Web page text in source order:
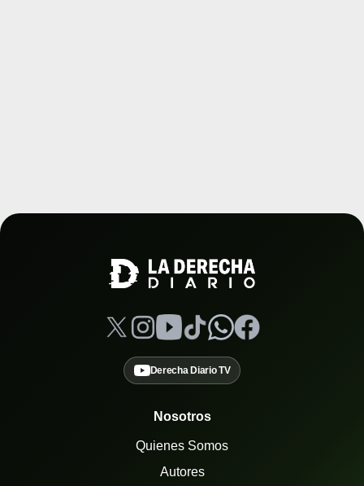
Derecha Diario TV
Nosotros
Quienes Somos
Autores